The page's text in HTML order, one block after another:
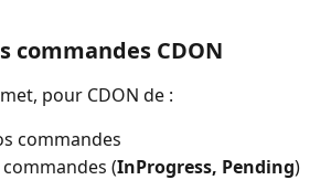
commandes CDON
pour CDON de :
commandes
(InProgress, Pending)